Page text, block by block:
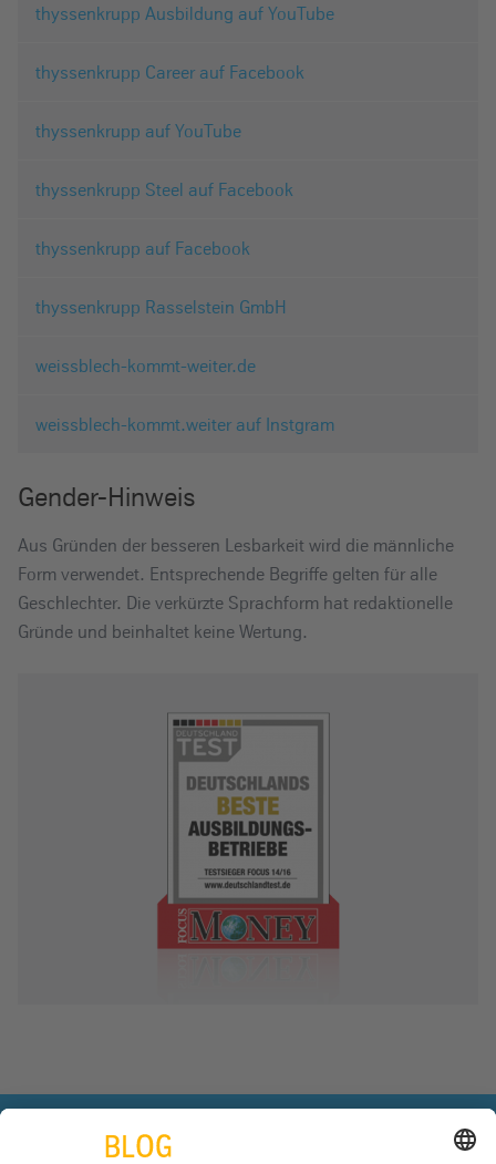
thyssenkrupp Ausbildung auf YouTube
thyssenkrupp Career auf Facebook
thyssenkrupp auf YouTube
thyssenkrupp Steel auf Facebook
thyssenkrupp auf Facebook
thyssenkrupp Rasselstein GmbH
weissblech-kommt-weiter.de
weissblech-kommt.weiter auf Instgram
Gender-Hinweis
Aus Gründen der besseren Lesbarkeit wird die männliche
Form verwendet. Entsprechende Begriffe gelten für alle
Geschlechter. Die verkürzte Sprachform hat redaktionelle
Gründe und beinhaltet keine Wertung.